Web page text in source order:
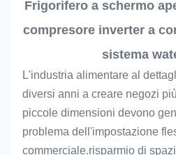
Frigorifero a schermo
compresore inverter a
sistema
L'industria alimentare al
diversi anni a creare negozi
piccole dimensioni devono
problema dell'impostazione
commerciale.risparmio di